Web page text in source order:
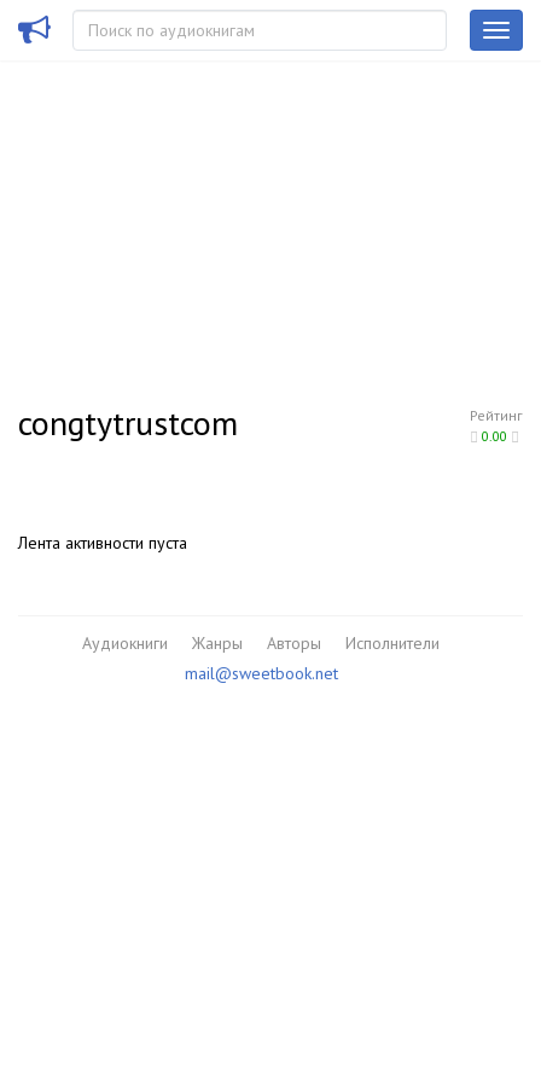
Рейтинг
0.00
congtytrustcom
Лента активности пуста
Аудиокниги Жанры Авторы
Исполнители
mail@sweetbook.net